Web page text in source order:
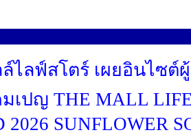
ไลฟ์สโตร์ เผยอินไซต์
เปญ THE MALL
2026 SUNFLOWER